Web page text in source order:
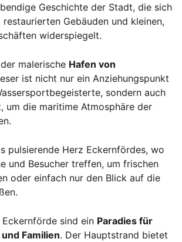
Geschichte der Stadt, die sich
Gebäuden und kleinen,
widerspiegelt.
malerische Hafen von
ist nicht nur ein Anziehungspunkt
sondern auch
um die maritime Atmosphäre der
pulsierende Herz Eckernfördes, wo
und Besucher treffen, um frischen
oder einfach nur den Blick auf die
sind ein Paradies für
Familien. Der Hauptstrand bietet